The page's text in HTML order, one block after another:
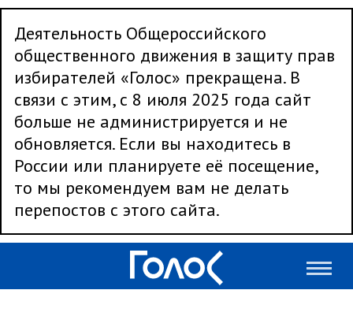
Деятельность Общероссийского
общественного движения в защиту прав
избирателей «Голос» прекращена. В
связи с этим, с 8 июля 2025 года сайт
больше не администрируется и не
обновляется. Если вы находитесь в
России или планируете её посещение,
то мы рекомендуем вам не делать
перепостов с этого сайта.